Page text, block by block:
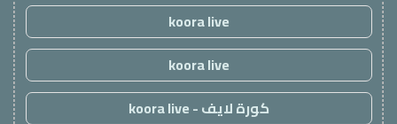
koora live
koora live
كورة لايف - koora live